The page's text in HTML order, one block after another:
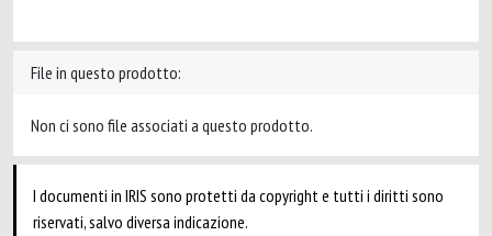
File in questo prodotto:
Non ci sono file associati a questo prodotto.
I documenti in IRIS sono protetti da copyright e tutti i diritti sono
riservati, salvo diversa indicazione.